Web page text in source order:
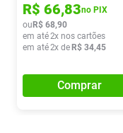
R$ 66,83no PIX
ou R$ 68,90
em até2x nos cartões
em até2x de R$ 34,45
Comprar